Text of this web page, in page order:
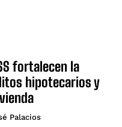
fortalecen la
hipotecarios y
Palacios